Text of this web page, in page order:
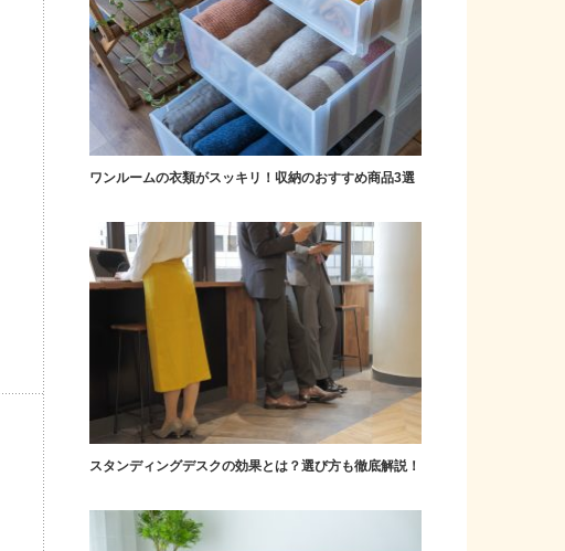
ワンルームの衣類がスッキリ！収納のおすすめ商品3選
スタンディングデスクの効果とは？選び方も徹底解説！